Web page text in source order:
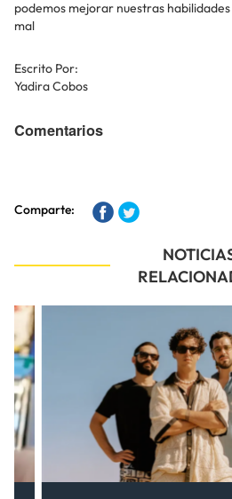
podemos mejorar nuestras
mal
Escrito Por:
Yadira Cobos
Comentarios
Comparte: